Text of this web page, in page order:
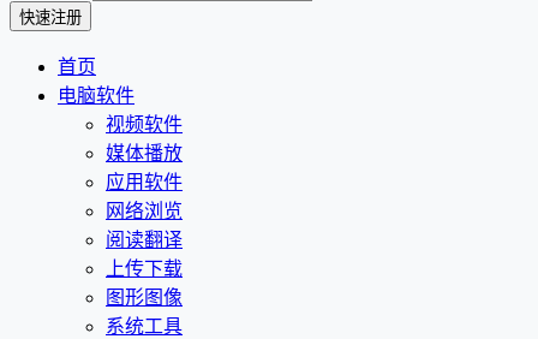
首页
电脑软件
视频软件
媒体播放
应用软件
网络浏览
阅读翻译
上传下载
图形图像
系统工具